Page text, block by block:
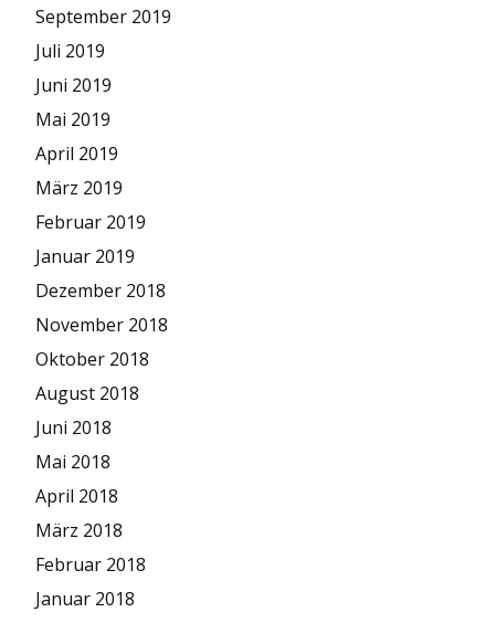
September 2019
Juli 2019
Juni 2019
Mai 2019
April 2019
März 2019
Februar 2019
Januar 2019
Dezember 2018
November 2018
Oktober 2018
August 2018
Juni 2018
Mai 2018
April 2018
März 2018
Februar 2018
Januar 2018